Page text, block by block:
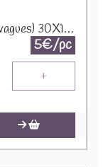
Assiette évasée plateau Or clair (2 vagues) 30X12H5CM 22334
5€/pc
+